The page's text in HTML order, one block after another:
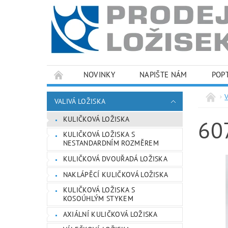
NOVINKY NAPIŠTE NÁM
PODMÍNKY OCHRANY OSOBNÍCH ÚDAJŮ
VALIVÁ LOŽISKA
KULIČKOVÁ LOŽISKA
KULIČKOVÁ LOŽISKA S
NESTANDARDNÍM ROZMĚREM
KULIČKOVÁ DVOUŘADÁ LOŽISKA
NAKLÁPĚCÍ KULIČKOVÁ LOŽISKA
KULIČKOVÁ LOŽISKA S
KOSOÚHLÝM STYKEM
AXIÁLNÍ KULIČKOVÁ LOŽISKA